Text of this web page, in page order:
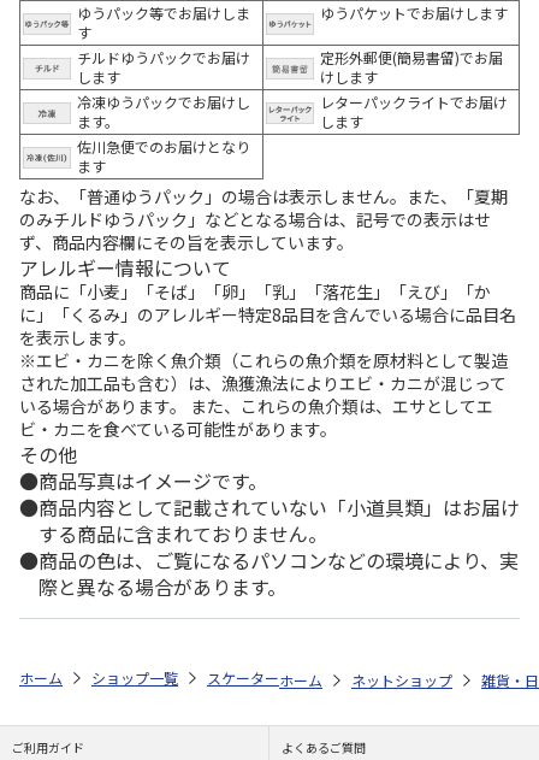
ゆうパック等でお届けしま
す
ゆうパケットでお届けします
チルドゆうパックでお届け
します
定形外郵便(簡易書留)でお届
けします
冷凍ゆうパックでお届けし
ます。
レターパックライトでお届け
します
佐川急便でのお届けとなり
ます
なお、「普通ゆうパック」の場合は表示しません。また、「夏期
のみチルドゆうパック」などとなる場合は、記号での表示はせ
ず、商品内容欄にその旨を表示しています。
アレルギー情報について
商品に「小麦」「そば」「卵」「乳」「落花生」「えび」「か
に」「くるみ」のアレルギー特定8品目を含んでいる場合に品目名
を表示します。
※エビ・カニを除く魚介類（これらの魚介類を原材料として製造
された加工品も含む）は、漁獲漁法によりエビ・カニが混じって
いる場合があります。 また、これらの魚介類は、エサとしてエ
ビ・カニを食べている可能性があります。
その他
商品写真はイメージです。
商品内容として記載されていない「小道具類」はお届け
する商品に含まれておりません。
商品の色は、ご覧になるパソコンなどの環境により、実
際と異なる場合があります。
ホーム ショップ一覧 スケーター 抗菌 電子レンジ・食洗機対応小鉢
ホーム ネットショップ 雑貨・
ご利用ガイド よくあるご質問